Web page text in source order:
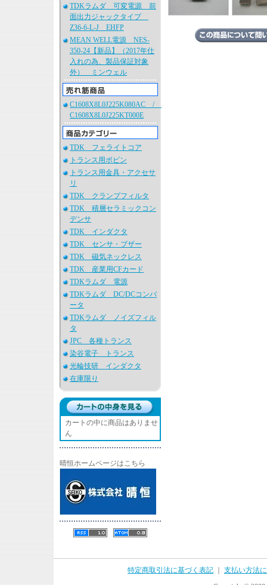
TDKラムダ 可変電源 前
面出力ジャックタイプ
Z36-6-L-J EHFP
MEAN WELL電源 NES-
350-24【新品】（2017年仕
入れの為、製品保証対象
外） ミンウェル
C1608X8L0J225K080AC /
C1608X8L0J225KT000E
TDK フェライトコア
トランス用ボビン
トランス用金具・アクセサ
リ
TDK クランプフィルタ
TDK 積層セラミックコン
デンサ
TDK インダクタ
TDK センサ・ブザー
TDK 磁気ネックレス
TDK 産業用CFカード
TDKラムダ 電源
TDKラムダ DC/DCコンバ
ータ
TDKラムダ ノイズフィル
タ
JPC 各種トランス
染谷電子 トランス
光輪技研 インダクタ
在庫限り
カートの中に商品はありませ
ん
晴恒ホームページはこちら
特定商取引法に基づく表記
支払い方法